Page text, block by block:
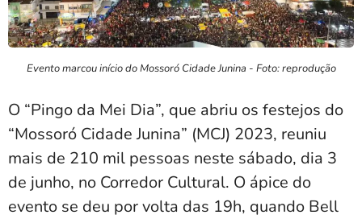
Evento marcou início do Mossoró Cidade Junina - Foto: reprodução
O “Pingo da Mei Dia”, que abriu os festejos do
“Mossoró Cidade Junina” (MCJ) 2023, reuniu
mais de 210 mil pessoas neste sábado, dia 3
de junho, no Corredor Cultural. O ápice do
evento se deu por volta das 19h, quando Bell